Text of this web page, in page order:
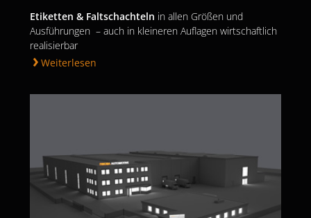
Etiketten & Faltschachteln in allen Größen und
Ausführungen – auch in kleineren Auflagen wirtschaftlich
realisierbar
Weiterlesen